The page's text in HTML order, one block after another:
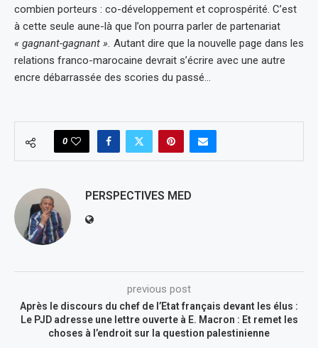
combien porteurs : co-développement et coprospérité. C’est
à cette seule aune-là que l’on pourra parler de partenariat
« gagnant-gagnant ». Autant dire que la nouvelle page dans les
relations franco-marocaine devrait s’écrire avec une autre
encre débarrassée des scories du passé…
0
PERSPECTIVES MED
previous post
Après le discours du chef de l’Etat français devant les élus :
Le PJD adresse une lettre ouverte à E. Macron : Et remet les
choses à l’endroit sur la question palestinienne